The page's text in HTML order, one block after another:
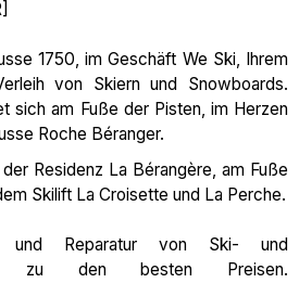
1750, im Geschäft We Ski, Ihrem
von Skiern und Snowboards.
sich am Fuße der Pisten, im Herzen
Roche Béranger.
Residenz La Bérangère, am Fuße
Skilift La Croisette und La Perche.
und Reparatur von Ski- und
zu den besten Preisen.